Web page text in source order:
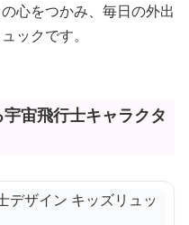
心をつかみ、毎日の外出
ックです。
宙飛行士キャラクタ